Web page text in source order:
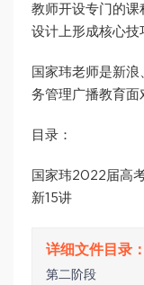
教师开设专门的课
设计上形成核心技
国家玮老师是新
务管理广播教育面
目录：
国家玮2022届高
新15讲
第二阶段